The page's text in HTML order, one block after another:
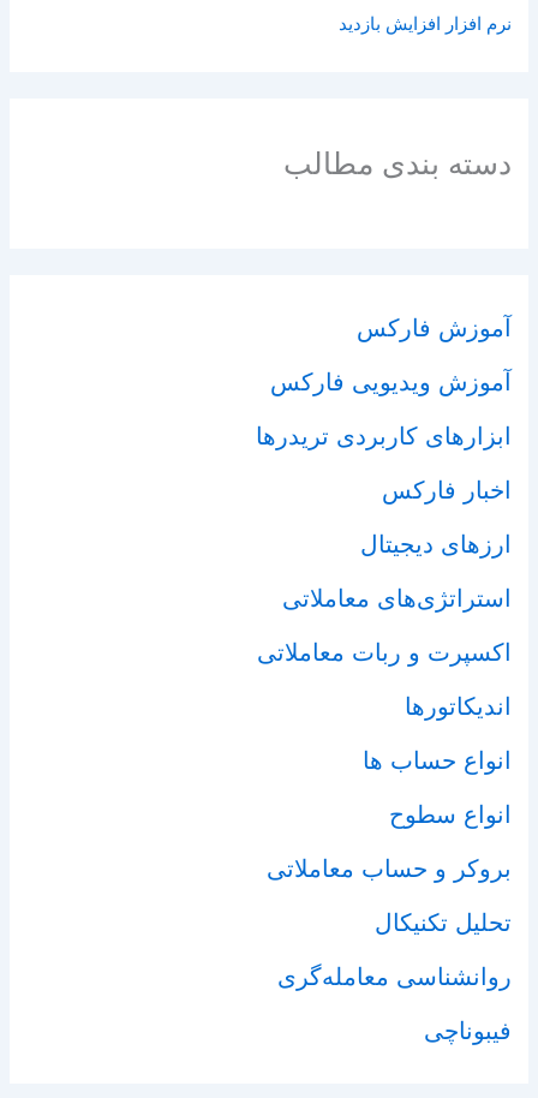
نرم افزار افزایش بازدید
دسته بندی مطالب
آموزش فارکس
آموزش ویدیویی فارکس
ابزارهای کاربردی تریدرها
اخبار فارکس
ارزهای دیجیتال
استراتژی‌های معاملاتی
اکسپرت و ربات معاملاتی
اندیکاتورها
انواع حساب ها
انواع سطوح
بروکر و حساب معاملاتی
تحلیل تکنیکال
روانشناسی معامله‌گری
فیبوناچی